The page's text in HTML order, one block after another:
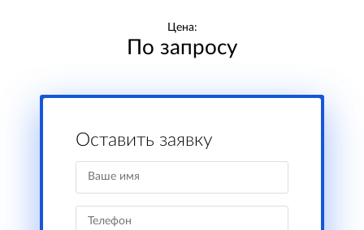
Цена:
По запросу
Оставить заявку